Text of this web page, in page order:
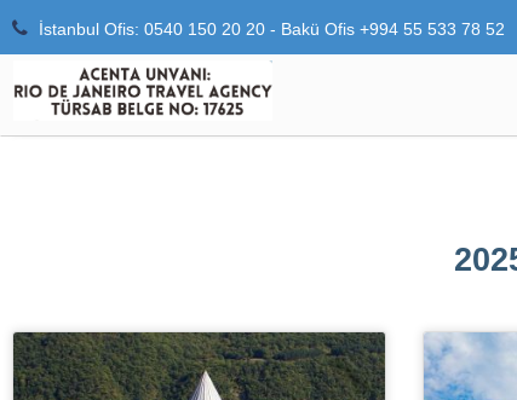
İstanbul Ofis: 0540 150 20 20 - Bakü Ofis +994 55 533 78 52